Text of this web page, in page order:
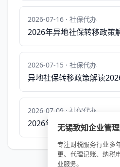
2026-07-16 · 社保代办
2026年异地社保转移政策
2026-07-15 · 社保代办
异地社保转移政策解读
2026-07-09 · 社保代办
2026年异地社保转移最新
无锡致知企业管
专注财税服务行业多
更、代理记账、纳税
业服务。